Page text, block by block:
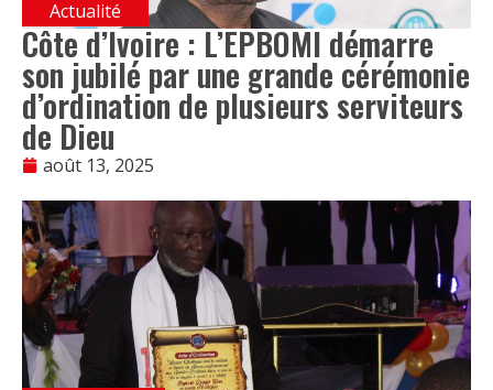
Actualité
Côte d’Ivoire : L’EPBOMI démarre
son jubilé par une grande cérémonie
d’ordination de plusieurs serviteurs
de Dieu
août 13, 2025